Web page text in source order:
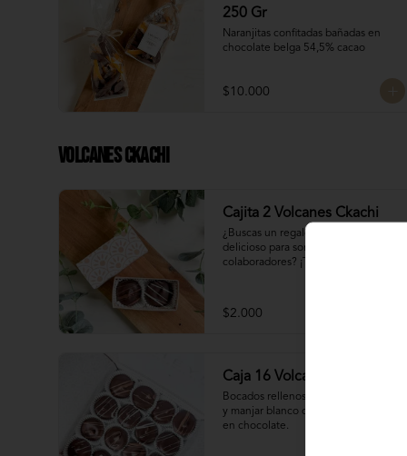
250 Gr
Naranjitas confitadas bañadas en
chocolate belga 54,5% cacao
$10.000
Volcanes Ckachi
Cajita 2 Volcanes Ckachi
¿Buscas un regalo pequeño pero
delicioso para sorprender a tus
colaboradores? ¡Tenemos la opción
Manjar Blanco
Manjar Nutella
$2.000
Caja 16 Volcanes Ckachi
Bocados rellenos con manjar blanco
y manjar blanco con Nutella bañados
en chocolate.